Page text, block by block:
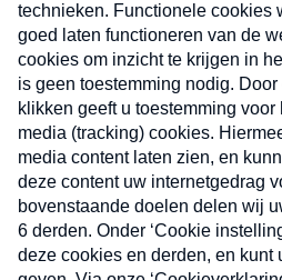
Nieuwsbrief